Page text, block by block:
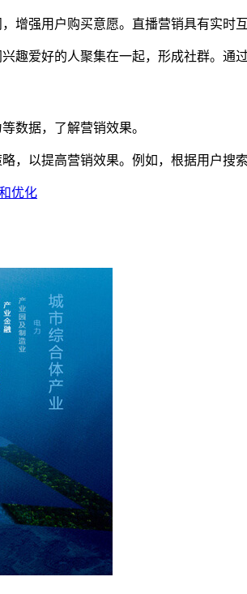
增强用户购买意愿。直播营销具有实时
趣爱好的人聚集在一起，形成社群。通
数据，了解营销效果。
，以提高营销效果。例如，根据用户搜
优化